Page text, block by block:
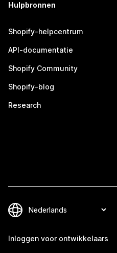
Hulpbronnen
Shopify-helpcentrum
API-documentatie
Shopify Community
Shopify-blog
Research
Inloggen voor ontwikkelaars